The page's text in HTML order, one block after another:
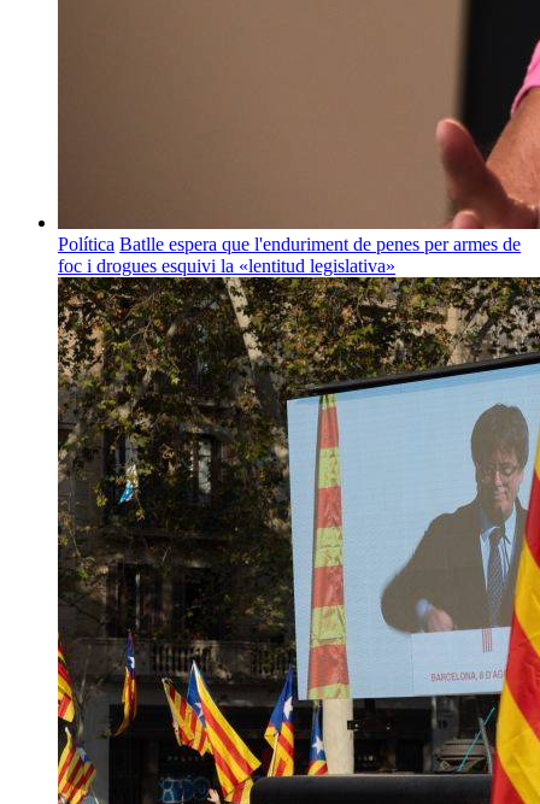
Política Batlle espera que l'enduriment de penes per armes de
foc i drogues esquivi la «lentitud legislativa»